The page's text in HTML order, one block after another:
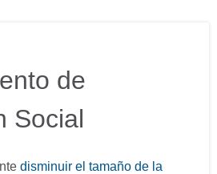
de
Social
disminuir el tamaño de la